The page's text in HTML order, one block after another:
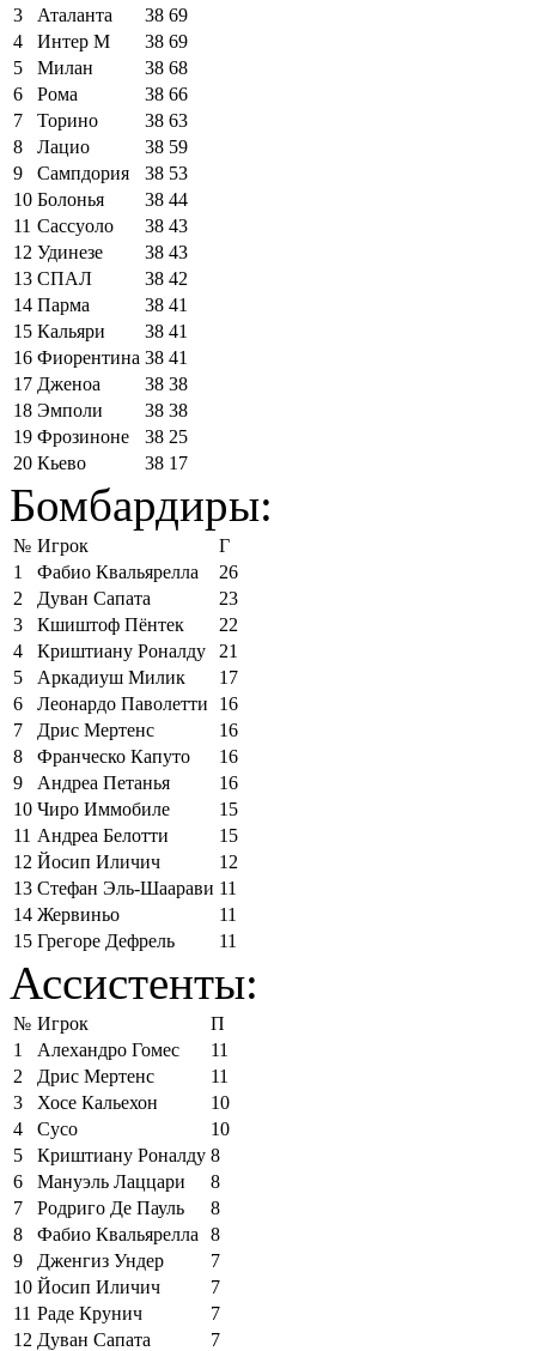
3
Аталанта 38 69
4
Интер М 38 69
5
Милан 38 68
6
Рома 38 66
7
Торино 38 63
8
Лацио 38 59
9
Сампдория 38 53
10 Болонья 38 44
11 Сассуоло 38 43
12 Удинезе 38 43
13 СПАЛ 38 42
14 Парма 38 41
15 Кальяри 38 41
16 Фиорентина 38 41
17 Дженоа 38 38
18 Эмполи 38 38
19 Фрозиноне 38 25
20 Кьево 38 17
Бомбардиры:
№ Игрок
Г
1
Фабио Квальярелла
26
2
Дуван Сапата
23
3
Кшиштоф Пёнтек
22
4
Криштиану Роналду
21
5
Аркадиуш Милик
17
6
Леонардо Паволетти
16
7
Дрис Мертенс
16
8
Франческо Капуто
16
9
Андреа Петанья
16
10 Чиро Иммобиле
15
11 Андреа Белотти
15
12 Йосип Иличич
12
13 Стефан Эль-Шаарави 11
14 Жервиньо
11
15 Грегоре Дефрель 11
Ассистенты:
№ Игрок
П
1
Алехандро Гомес
11
2
Дрис Мертенс
11
3
Хосе Кальехон
10
4
Сусо
10
5
Криштиану Роналду 8
6
Мануэль Лаццари
8
7
Родриго Де Пауль
8
8
Фабио Квальярелла
8
9
Дженгиз Ундер
7
10 Йосип Иличич
7
11 Раде Крунич
7
12 Дуван Сапата
7